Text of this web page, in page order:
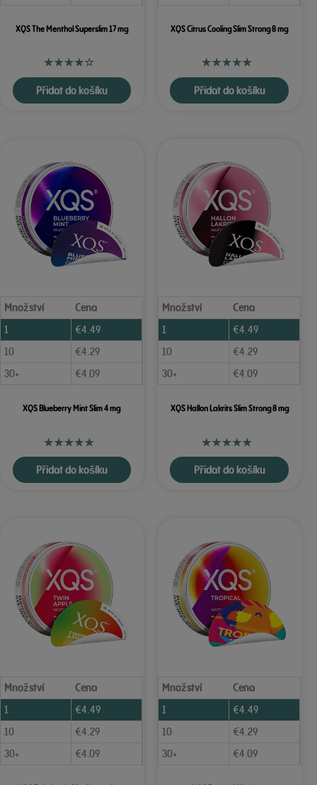
XQS The Menthol Superslim 17 mg
Přidat do košíku
XQS Citrus Cooling Slim Strong 8 mg
Přidat do košíku
Množství
Cena
1
€4.49
10
€4.29
30+
€4.09
XQS Blueberry Mint Slim 4 mg
Přidat do košíku
Množství
Cena
1
€4.49
10
€4.29
30+
€4.09
XQS Hallon Lakrits Slim Strong 8 mg
Přidat do košíku
Množství
Cena
1
€4.49
10
€4.29
30+
€4.09
Množství
Cena
1
€4.49
10
€4.29
30+
€4.09